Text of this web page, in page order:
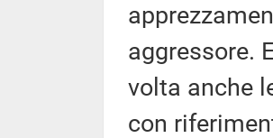
aggressore.
volta anche
con